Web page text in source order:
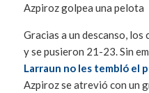
Azpiroz golpea una pelota
Gracias a un descanso,
y se pusieron 21-23. Sin
Larraun no les tembló el
Azpiroz se atrevió con un